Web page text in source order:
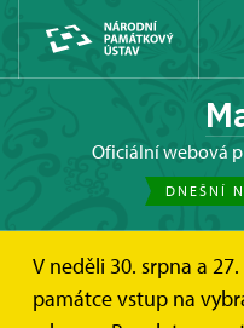
oficiální webová
DNEŠNÍ
V neděli 30. srpna a
památce vstup na
Manětín O zámku